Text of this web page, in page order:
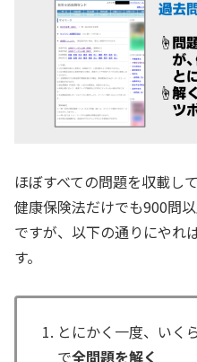
ほぼすべての問題を収載し
健康保険法だけでも900問以
ですが、以下の通りにやれ
す。
とにかく一度、いく
で全問題を解く